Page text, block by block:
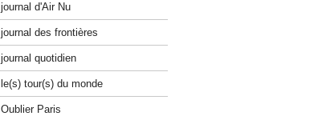
journal d'Air Nu
journal des frontières
journal quotidien
le(s) tour(s) du monde
Oublier Paris